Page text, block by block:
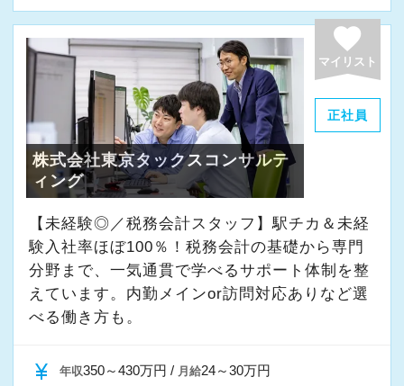
経験やスキルももちろん重要ですが、それ以上
に周囲への思いやりや感謝の気持ちを持ち、誠
実に仕事へ向き合える方と一緒に働きたいと考
えています。
・素直な姿勢で新しいことを学べる方
・周囲と協力しながら業務を進められる方
・お客様や仲間に対して誠実に対応できる方
・成長意欲を持ち、前向きにチャレンジできる
方
また、当事務所ではDX化や業務改善などにも積
favorite
マイリスト
正社員
株式会社東京タックスコンサルテ
ィング
【未経験◎／税務会計スタッフ】駅チカ＆未経
験入社率ほぼ100％！税務会計の基礎から専門
分野まで、一気通貫で学べるサポート体制を整
えています。内勤メインor訪問対応ありなど選
べる働き方も。
currency_yen 年収350～430万円 / 月給24～30万円